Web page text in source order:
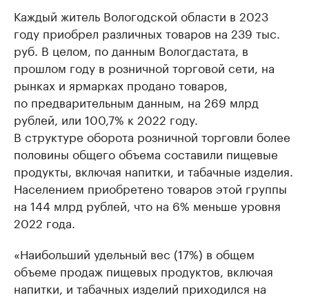
Каждый житель Вологодской области в 2023
году приобрел различных товаров на 239 тыс.
руб. В целом, по данным Вологдастата, в
прошлом году в розничной торговой сети, на
рынках и ярмарках продано товаров,
по предварительным данным, на 269 млрд
рублей, или 100,7% к 2022 году.
В структуре оборота розничной торговли более
половины общего объема составили пищевые
продукты, включая напитки, и табачные изделия.
Населением приобретено товаров этой группы
на 144 млрд рублей, что на 6% меньше уровня
2022 года.
«Наибольший удельный вес (17%) в общем
объеме продаж пищевых продуктов, включая
напитки, и табачных изделий приходился на